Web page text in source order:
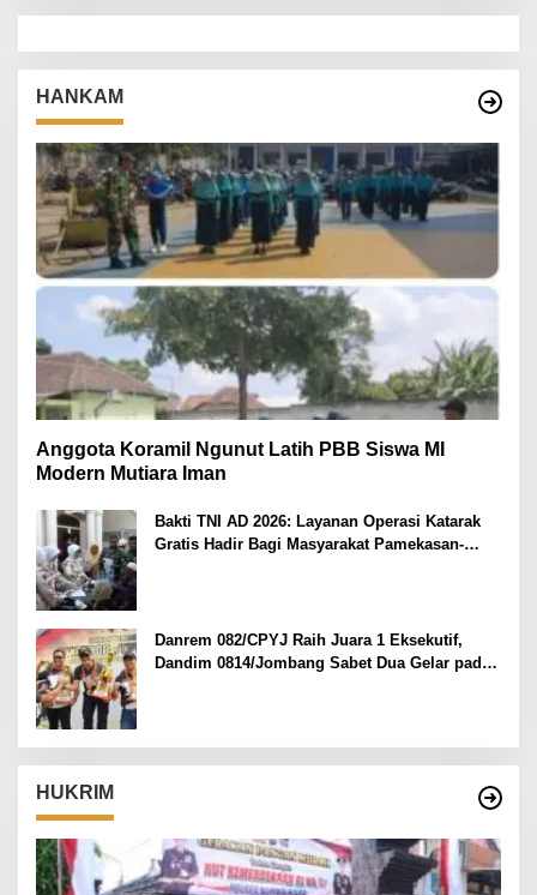
HANKAM
Anggota Koramil Ngunut Latih PBB Siswa MI
Modern Mutiara Iman
Bakti TNI AD 2026: Layanan Operasi Katarak
Gratis Hadir Bagi Masyarakat Pamekasan-
Danrem 082/CPYJ Raih Juara 1 Eksekutif,
Dandim 0814/Jombang Sabet Dua Gelar pada
HUKRIM